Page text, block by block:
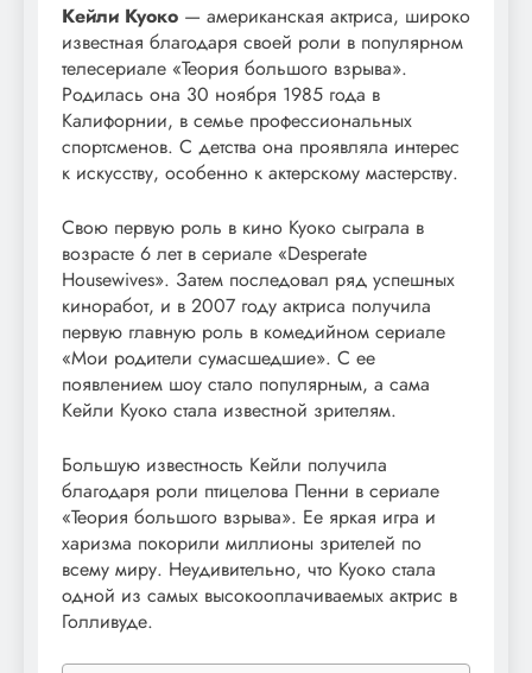
Кейли Куоко — американская актриса, широко
известная благодаря своей роли в популярном
телесериале «Теория большого взрыва».
Родилась она 30 ноября 1985 года в
Калифорнии, в семье профессиональных
спортсменов. С детства она проявляла интерес
к искусству, особенно к актерскому мастерству.
Свою первую роль в кино Куоко сыграла в
возрасте 6 лет в сериале «Desperate
Housewives». Затем последовал ряд успешных
киноработ, и в 2007 году актриса получила
первую главную роль в комедийном сериале
«Мои родители сумасшедшие». С ее
появлением шоу стало популярным, а сама
Кейли Куоко стала известной зрителям.
Большую известность Кейли получила
благодаря роли птицелова Пенни в сериале
«Теория большого взрыва». Ее яркая игра и
харизма покорили миллионы зрителей по
всему миру. Неудивительно, что Куоко стала
одной из самых высокооплачиваемых актрис в
Голливуде.